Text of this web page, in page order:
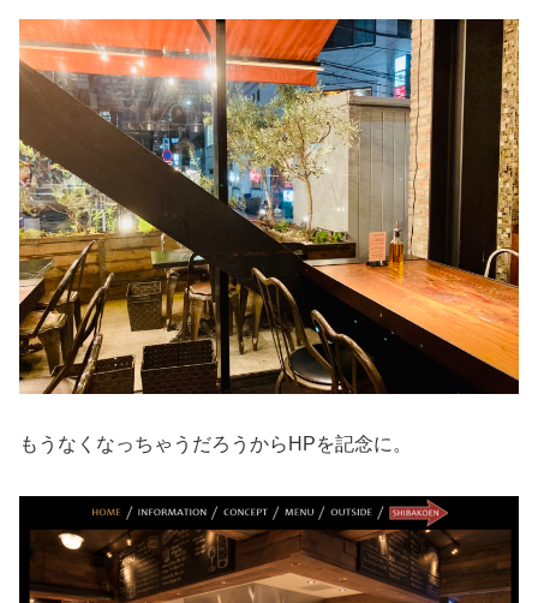
もうなくなっちゃうだろうからHPを記念に。